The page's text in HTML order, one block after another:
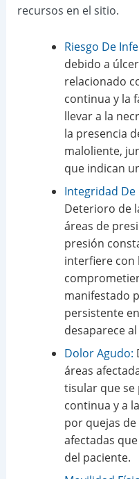
recursos en el sitio.
Riesgo De
debido a
relacionado
continua y la
llevar a la
la presencia
maloliente,
que indican
Integridad De
Deterioro de
áreas de
presión
interfiere con
manifestado
persistente
desaparece
Dolor Agudo:
áreas
tisular que se
continua y a
por quejas
afectadas
del paciente.